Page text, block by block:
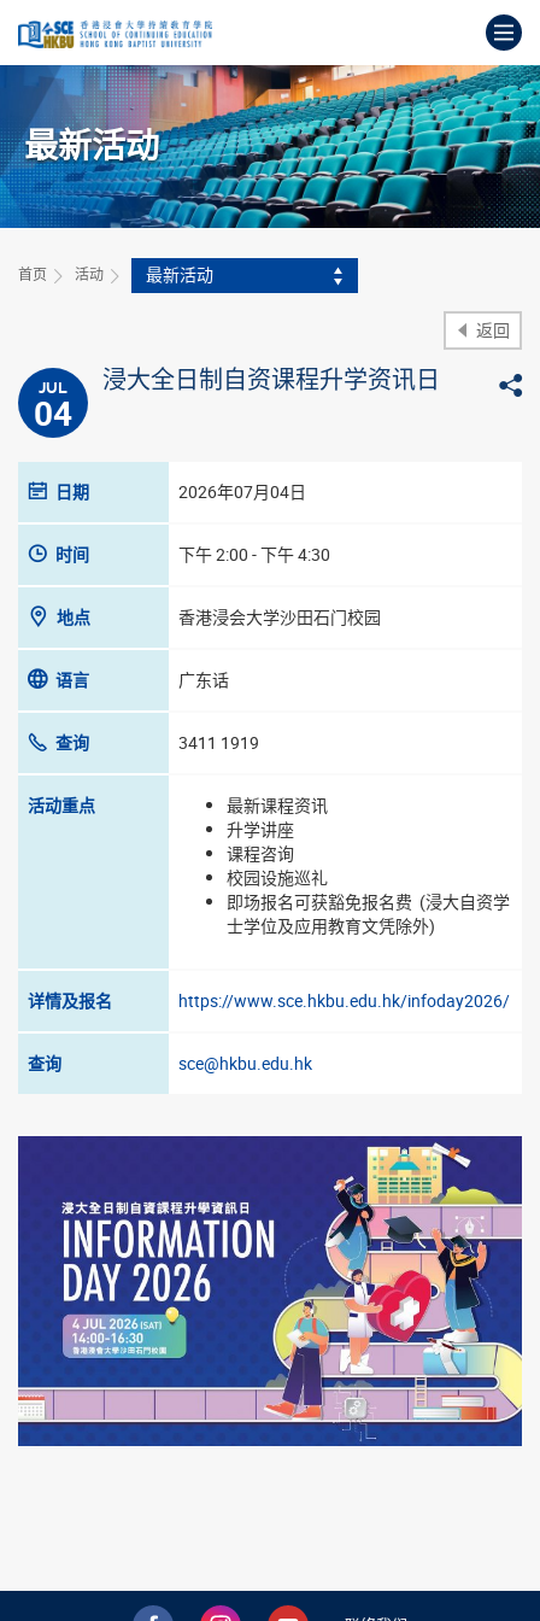
容
打
要
内
容
最新活动
首页 活动 最新活动
返回
JUL
04
浸大全日制自资课程升学资讯日
日期 2026年07月04日
时间 下午 2:00 - 下午 4:30
地点 香港浸会大学沙田石门校园
语言 广东话
查询 3411 1919
活动重点
最新课程资讯
升学讲座
课程咨询
校园设施巡礼
即场报名可获豁免报名费 (浸大自资学
士学位及应用教育文凭除外)
详情及报名 https://www.sce.hkbu.edu.hk/infoday2026/
查询 sce@hkbu.edu.hk